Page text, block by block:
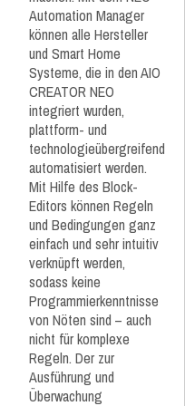
Automation Manager
können alle Hersteller
und Smart Home
Systeme, die in den AIO
CREATOR NEO
integriert wurden,
plattform- und
technologieübergreifend
automatisiert werden.
Mit Hilfe des Block-
Editors können Regeln
und Bedingungen ganz
einfach und sehr intuitiv
verknüpft werden,
sodass keine
Programmierkenntnisse
von Nöten sind – auch
nicht für komplexe
Regeln. Der zur
Ausführung und
Überwachung